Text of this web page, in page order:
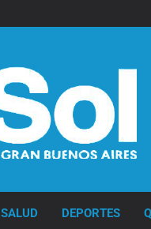
SALUD DEPORTES